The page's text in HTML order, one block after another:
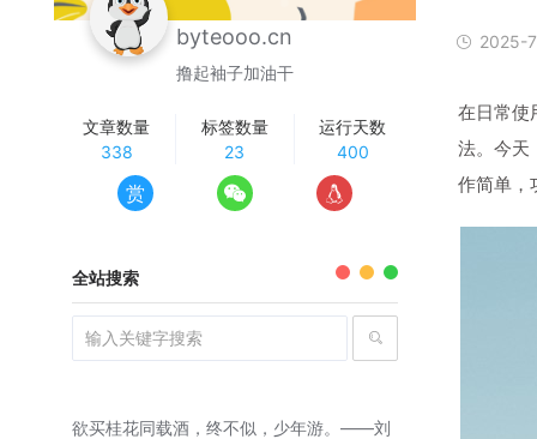
2025-
在日常使
法。今天
作简单，
byteooo.cn
撸起袖子加油干
文章数量
338
标签数量
23
运行天数
400
赏
全站搜索
欲买桂花同载酒，终不似，少年游。——刘